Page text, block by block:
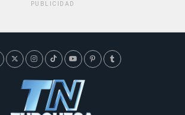
PUBLICIDAD